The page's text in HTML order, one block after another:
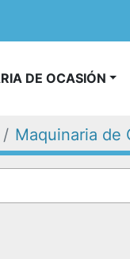
DE OCASIÓN
Maquinaria de